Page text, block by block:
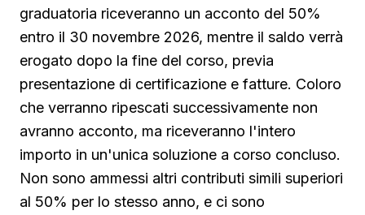
graduatoria riceveranno un acconto del 50%
entro il 30 novembre 2026, mentre il saldo verrà
erogato dopo la fine del corso, previa
presentazione di certificazione e fatture. Coloro
che verranno ripescati successivamente non
avranno acconto, ma riceveranno l'intero
importo in un'unica soluzione a corso concluso.
Non sono ammessi altri contributi simili superiori
al 50% per lo stesso anno, e ci sono